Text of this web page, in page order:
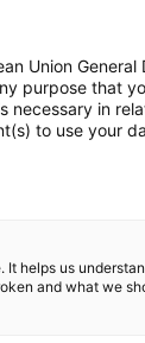
Union General
purpose that
necessary in
to use your
It helps us
and what we